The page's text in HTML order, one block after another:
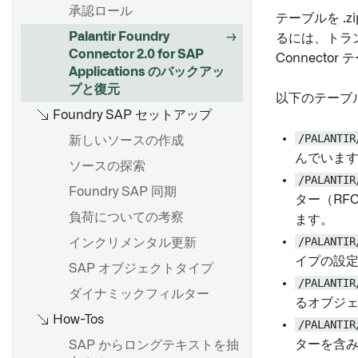
承認ロール
Palantir Foundry
Connector 2.0 for SAP
Applications のバックアッ
プと復元
Foundry SAP セットアップ
新しいソースの作成
ソースの探索
Foundry SAP 同期
負荷についての考察
インクリメンタル更新
SAP オブジェクトタイプ
ダイナミックフィルター
How-Tos
SAP からロングテキストを抽
テーブルを
るには、ト
Connector テ
以下のテー
/
んでいま
/
ター（
ます。
/
イプの設
/
るオブジ
/
ターを含